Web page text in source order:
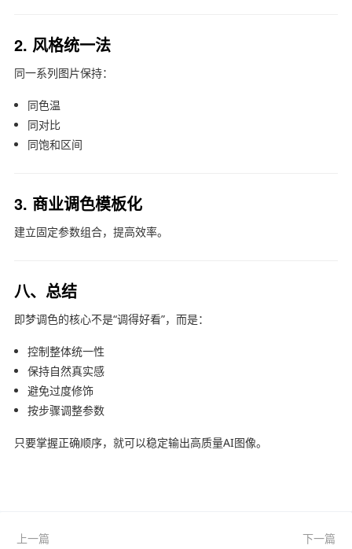
2. 风格统一法
同一系列图片保持：
同色温
同对比
同饱和区间
3. 商业调色模板化
建立固定参数组合，提高效率。
八、总结
即梦调色的核心不是“调得好看”，而是：
控制整体统一性
保持自然真实感
避免过度修饰
按步骤调整参数
只要掌握正确顺序，就可以稳定输出高质量AI图像。
上一篇 下一篇